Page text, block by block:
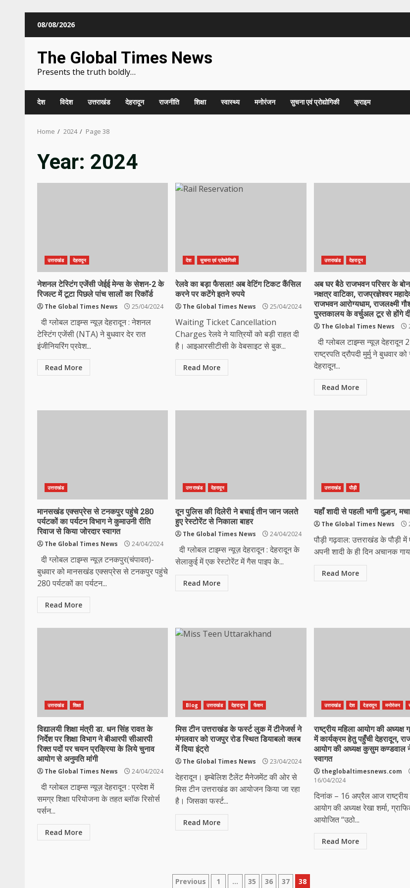
08/08/2026
The Global Times News
Presents the truth boldly…
देश विदेश उत्तराखंड देहरादून राजनीति शिक्षा स्वास्थ्य मनोरंजन सुचना एवं प्रोद्योगिकी क्राइम
Home 2024 Page 38
Year: 2024
उत्तराखंड देहरादून
नेशनल टेस्टिंग एजेंसी जेईई मेन्स के सेशन-2 के
रिजल्ट में टूटा पिछले पांच सालों का रिकॉर्ड
The Global Times News 25/04/2024
दी ग्लोबल टाइम्स न्यूज़ देहरादून : नेशनल
टेस्टिंग एजेंसी (NTA) ने बुधवार देर रात
इंजीनियरिंग प्रवेश...
Read More
देश सुचना एवं प्रोद्योगिकी
रेलवे का बड़ा फैसला! अब वेटिंग टिकट कैंसिल
करने पर कटेंगे इतने रुपये
The Global Times News 25/04/2024
Waiting Ticket Cancellation
Charges रेलवे ने यात्रियों को बड़ी राहत दी
है। आइआरसीटीसी के वेबसाइट से बुक...
Read More
उत्तराखंड देहरादून
अब घर बैठे राजभवन परिसर के
नक्षत्र वाटिका, राजप्रज्ञेश्वर
राजभवन आरोग्यधाम, राजलक्ष्मी
पुस्तकालय के वर्चुअल टूर से होंगे
The Global Times News
दी ग्लोबल टाइम्स न्यूज़ देहरादून
राष्ट्रपति द्रौपदी मुर्मु ने बुधवार
देहरादून...
Read More
उत्तराखंड
मानसखंड एक्सप्रेस से टनकपुर पहुंचे 280
पर्यटकों का पर्यटन विभाग ने कुमाउनी रीति
रिवाज से किया जोरदार स्वागत
The Global Times News 24/04/2024
दी ग्लोबल टाइम्स न्यूज़ टनकपुर(चंपावत)-
बुधवार को मानसखंड एक्सप्रेस से टनकपुर पहुंचे
280 पर्यटकों का पर्यटन...
Read More
उत्तराखंड देहरादून
दून पुलिस की दिलेरी ने बचाई तीन जान जलते
हुए रेस्टोरेंट से निकाला बाहर
The Global Times News 24/04/2024
दी ग्लोबल टाइम्स न्यूज़ देहरादून : देहरादून के
सेलाकुई में एक रेस्टोरेंट में गैस पाइप के...
Read More
उत्तराखंड पौड़ी
यहाँ शादी से पहली भागी दुल्हन,
The Global Times News
पौड़ी गढ़वाल: उत्तराखंड के पौड़ी
अपनी शादी के ही दिन अचानक
Read More
उत्तराखंड शिक्षा
विद्यालयी शिक्षा मंत्री डा. धन सिंह रावत के
निर्देश पर शिक्षा विभाग ने बीआरपी सीआरपी
रिक्त पदों पर चयन प्रक्रिया के लिये चुनाव
आयोग से अनुमति मांगी
The Global Times News 24/04/2024
दी ग्लोबल टाइम्स न्यूज़ देहरादून : प्रदेश में
समग्र शिक्षा परियोजना के तहत ब्लॉक रिसोर्स
पर्सन...
Read More
Blog उत्तराखंड देहरादून फैशन
मिस टीन उत्तराखंड के फर्स्ट लुक में टीनेजर्स ने
मंगलवार को राजपुर रोड स्थित डियाबलो क्लब
में दिया इंट्रो
The Global Times News 23/04/2024
देहरादून। इम्बेलिश टैलेंट मैनेजमेंट की ओर से
मिस टीन उत्तराखंड का आयोजन किया जा रहा
है। जिसका फर्स्ट...
Read More
उत्तराखंड देश देहरादून मनोरंजन
राष्ट्रीय महिला आयोग की अध्यक्ष
में कार्यक्रम हेतु पहुँची देहरादून,
आयोग की अध्यक्ष कुसुम कण्डवाल
स्वागत
theglobaltimesnews.com
16/04/2024
दिनांक – 16 अप्रैल आज राष्ट्रीय
आयोग की अध्यक्ष रेखा शर्मा, ग्राफिक
आयोजित “उठो...
Read More
Posts
Previous 1 … 35 36 37 38